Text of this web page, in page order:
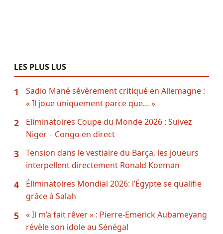
LES PLUS LUS
1
Sadio Mané sévèrement critiqué en Allemagne :
« Il joue uniquement parce que… »
2
Eliminatoires Coupe du Monde 2026 : Suivez
Niger – Congo en direct
3
Tension dans le vestiaire du Barça, les joueurs
interpellent directement Ronald Koeman
4
Éliminatoires Mondial 2026: l’Égypte se qualifie
grâce à Salah
5
« Il m’a fait rêver » : Pierre-Emerick Aubameyang
révèle son idole au Sénégal